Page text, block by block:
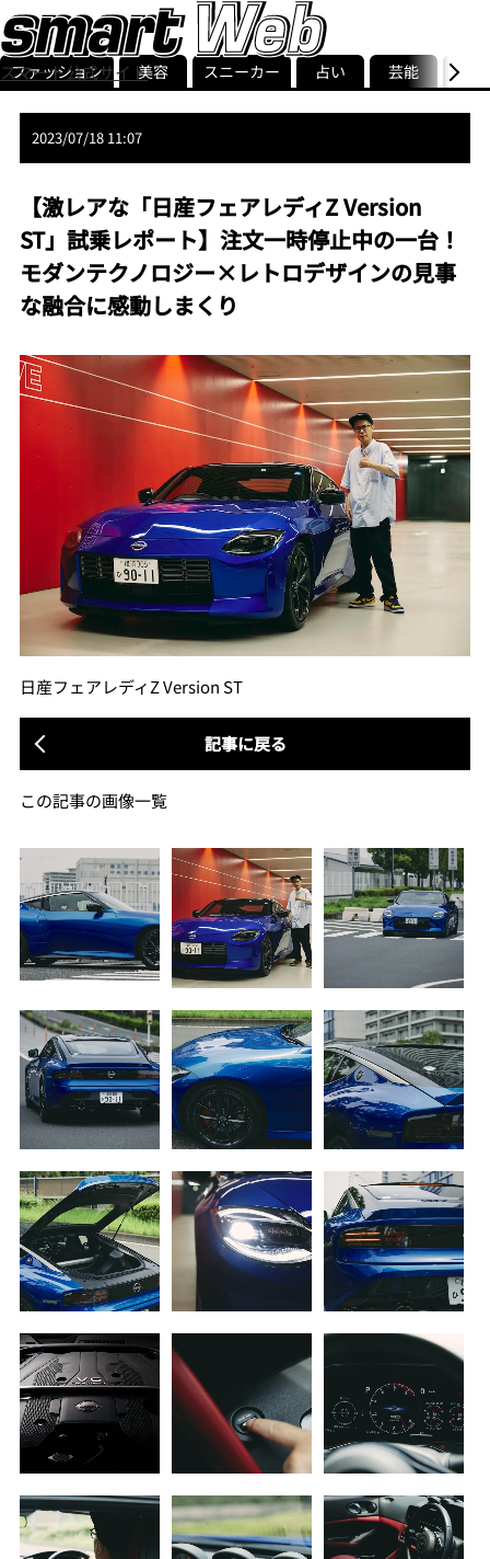
スマート公式サイト
smart最新号
記事一覧ランキング
ストリ
ファッション 美容 スニーカー 占い 芸能 グル
2023/07/18 11:07
【激レアな「日産フェアレディZ Version
ST」試乗レポート】注文一時停止中の一台！
モダンテクノロジー×レトロデザインの見事
な融合に感動しまくり
日産フェアレディZ Version ST
記事に戻る
この記事の画像一覧